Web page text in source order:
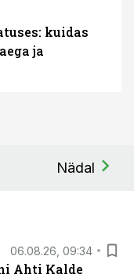
kuidas
ja
Nädal
06.08.26, 09:34
Ahti Kalde